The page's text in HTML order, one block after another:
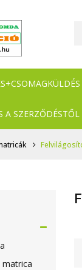
A SZERZŐDÉSTŐL
matrica